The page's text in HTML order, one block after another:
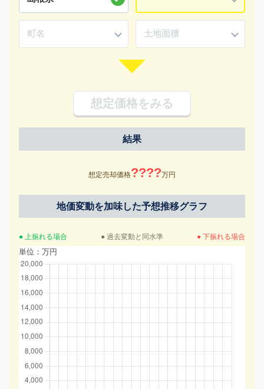
想定価格をみる
結果
想定売却価格????万円
地価変動を加味した予想推移グラフ
● 上振れる場合 ● 過去変動と同水準 ● 下振れる場合
単位：万円